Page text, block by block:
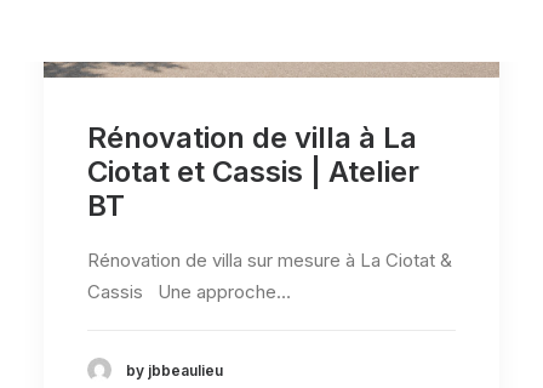
Rénovation de villa à La
Ciotat et Cassis | Atelier
BT
Rénovation de villa sur mesure à La Ciotat &
Cassis Une approche…
by jbbeaulieu